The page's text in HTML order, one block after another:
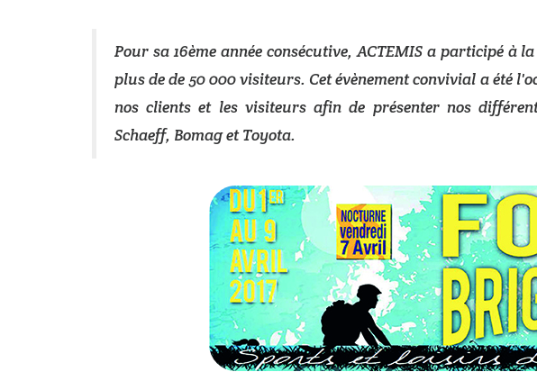
Pour sa 16ème année consécutive, ACTEMIS a participé à
plus de de 50 000 visiteurs. Cet évènement convivial a été
nos clients et les visiteurs afin de présenter nos
Schaeff, Bomag et Toyota.